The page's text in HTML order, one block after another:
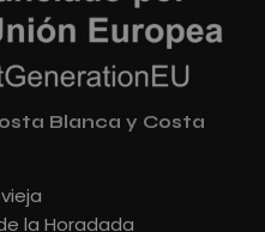
Blanca y Costa
la Horadada